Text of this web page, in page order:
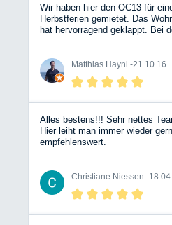
Wir haben hier den OC13 für
Herbstferien gemietet. Das
hat hervorragend geklappt. Bei
Matthias Haynl -21.10.16
Alles bestens!!! Sehr nettes
Hier leiht man immer wieder
empfehlenswert.
Christiane Niessen -